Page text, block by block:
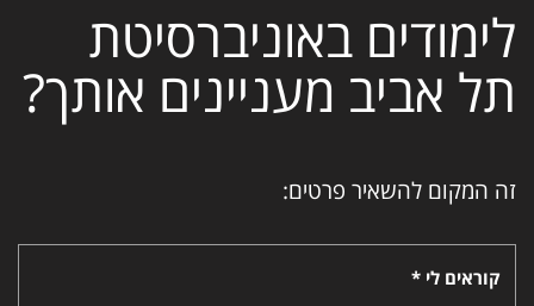
לימודים באוניברסיטת
תל אביב מעניינים אותך?
זה המקום להשאיר פרטים:
קוראים לי *